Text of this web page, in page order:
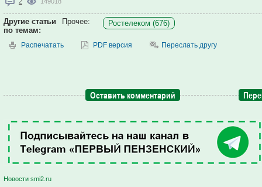
Другие статьи
по темам:
Прочее: Ростелеком (676)
Распечатать PDF версия Переслать другу
Оставить комментарий
Новости smi2.ru